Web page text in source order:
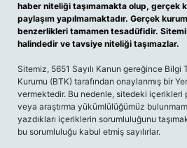
haber niteliği taşımamakta olup, gerçek
paylaşım yapılmamaktadır. Gerçek
benzerlikleri tamamen tesadüfidir.
halindedir ve tavsiye niteliği taşımazlar.
Sitemiz, 5651 Sayılı Kanun gereğince
Kurumu (BTK) tarafından onaylanmış bir
vermektedir. Bu nedenle, sitedeki
veya araştırma yükümlülüğümüz
yazdıkları içeriklerin sorumluluğunu
bu sorumluluğu kabul etmiş sayılırlar.